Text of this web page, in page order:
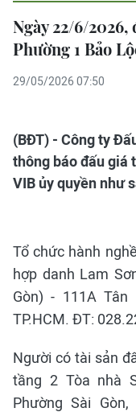
Ngày 22/6/
Phường 1 Bảo
29/05/2026 07:50
(BĐT) - Công ty
thông báo đấu giá
VIB ủy quyền như
Tổ chức hành
hợp danh Lam
Gòn) - 111A Tân
TP.HCM. ĐT:
Người có tài sản
tầng 2 Tòa nhà
Phường Sài Gòn,